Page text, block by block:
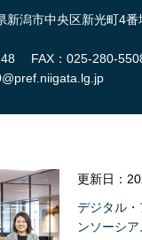
新潟市中央区新光町4
FAX：025-280-
更新日：
デジタル
ンソーシ